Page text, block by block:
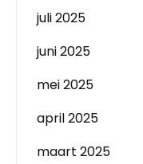
juli 2025
juni 2025
mei 2025
april 2025
maart 2025